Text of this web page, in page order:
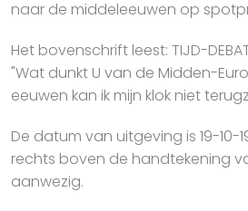
naar de middeleeuwen op
Het bovenschrift leest: TIJD-
"Wat dunkt U van de Midden-
eeuwen kan ik mijn klok niet
De datum van uitgeving is 19-10-
rechts boven de handtekening
aanwezig.